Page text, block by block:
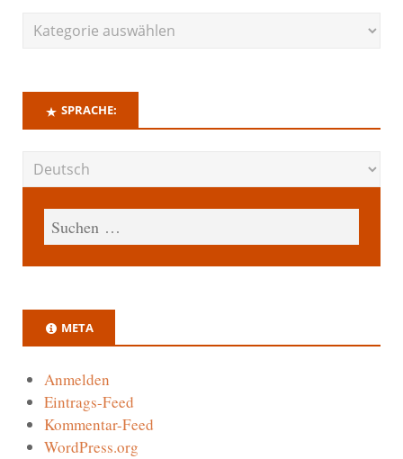
SPRACHE:
META
Anmelden
Eintrags-Feed
Kommentar-Feed
WordPress.org